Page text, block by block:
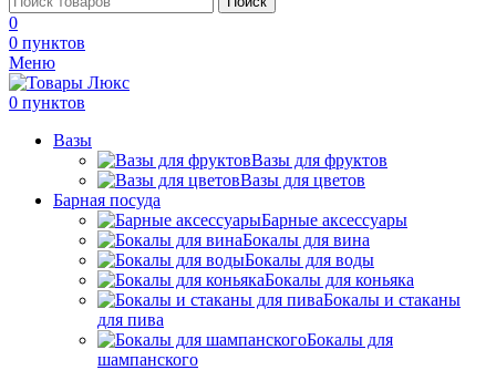
0
0 пунктов
Меню
0 пунктов
Вазы
Вазы для фруктов
Вазы для цветов
Барная посуда
Барные аксессуары
Бокалы для вина
Бокалы для воды
Бокалы для коньяка
Бокалы и стаканы
для пива
Бокалы для
шампанского